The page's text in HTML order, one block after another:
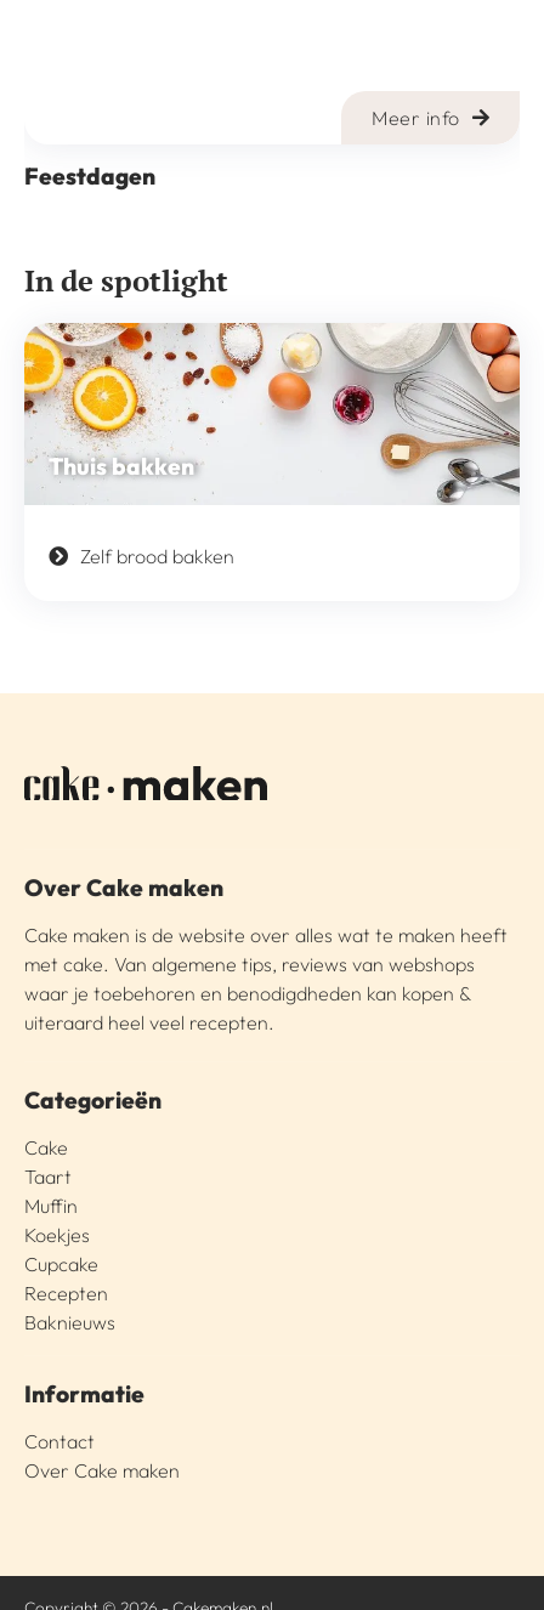
Meer info
Feestdagen
In de spotlight
Thuis bakken
Zelf brood bakken
Over Cake maken
Cake maken is de website over alles wat te maken heeft
met cake. Van algemene tips, reviews van webshops
waar je toebehoren en benodigdheden kan kopen &
uiteraard heel veel recepten.
Categorieën
Cake
Taart
Muffin
Koekjes
Cupcake
Recepten
Baknieuws
Informatie
Contact
Over Cake maken